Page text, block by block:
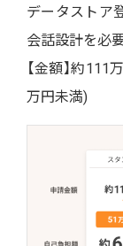
データストア
会話設計を必
【金額】約
万円未満)